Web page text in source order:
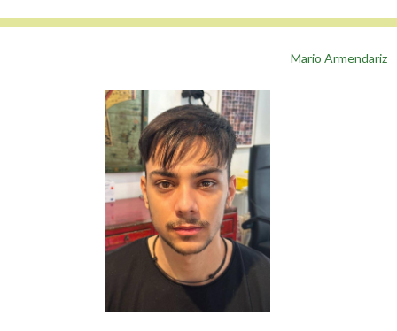
Mario Armendariz